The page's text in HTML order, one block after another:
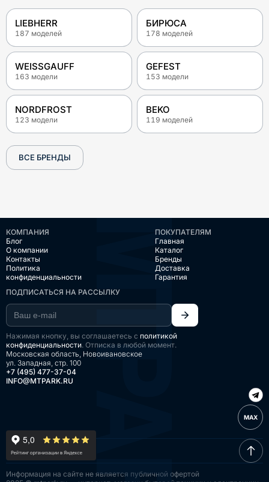
LIEBHERR
187 моделей
БИРЮСА
178 моделей
WEISSGAUFF
163 модели
GEFEST
153 модели
NORDFROST
123 модели
BEKO
119 моделей
ВСЕ БРЕНДЫ
КОМПАНИЯ
Блог
О компании
Контакты
Политика
конфиденциальности
ПОКУПАТЕЛЯМ
Главная
Каталог
Бренды
Доставка
Гарантия
ПОДПИСАТЬСЯ НА РАССЫЛКУ
Нажимая кнопку, вы соглашаетесь с политикой
конфиденциальности. Отписка в любой момент.
Московская область, Новоивановское
ул. Западная, стр. 100
+7 (495) 477-37-04
INFO@MTPARK.RU
MAX
Информация на сайте не является публичной офертой